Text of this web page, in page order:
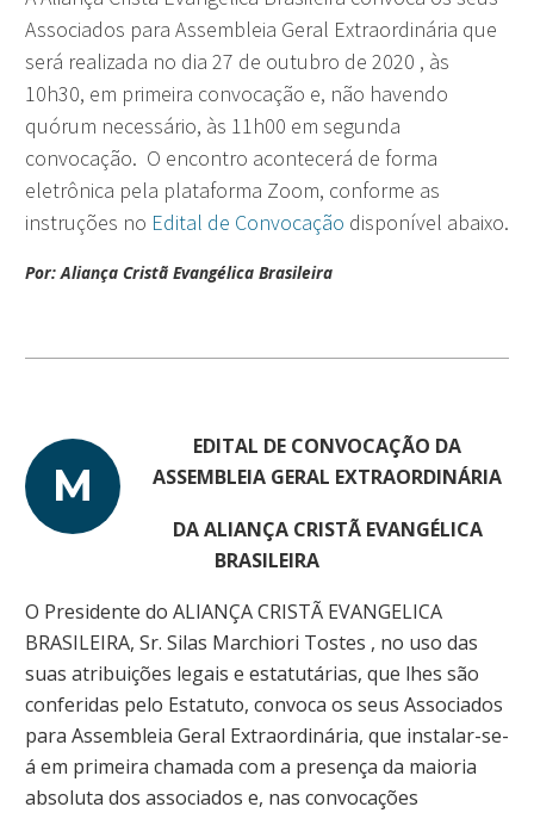
Associados para Assembleia Geral Extraordinária que
será realizada no dia 27 de outubro de 2020 , às
10h30, em primeira convocação e, não havendo
quórum necessário, às 11h00 em segunda
convocação. O encontro acontecerá de forma
eletrônica pela plataforma Zoom, conforme as
instruções no Edital de Convocação disponível abaixo.
Por: Aliança Cristã Evangélica Brasileira
M
EDITAL DE CONVOCAÇÃO DA
ASSEMBLEIA GERAL EXTRAORDINÁRIA
DA ALIANÇA CRISTÃ EVANGÉLICA
BRASILEIRA
O Presidente do ALIANÇA CRISTÃ EVANGELICA
BRASILEIRA, Sr. Silas Marchiori Tostes , no uso das
suas atribuições legais e estatutárias, que lhes são
conferidas pelo Estatuto, convoca os seus Associados
para Assembleia Geral Extraordinária, que instalar-se-
á em primeira chamada com a presença da maioria
absoluta dos associados e, nas convocações